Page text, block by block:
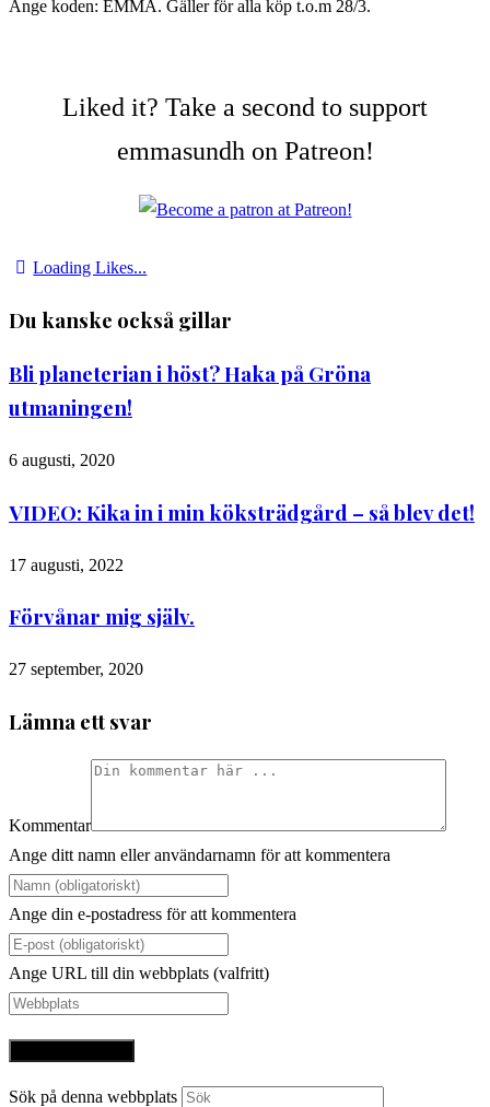
Ange koden: EMMA. Gäller för alla köp t.o.m 28/3.
Liked it? Take a second to support
emmasundh on Patreon!
Loading Likes...
Du kanske också gillar
Bli planeterian i höst? Haka på Gröna
utmaningen!
6 augusti, 2020
VIDEO: Kika in i min köksträdgård – så blev det!
17 augusti, 2022
Förvånar mig själv.
27 september, 2020
Lämna ett svar
Kommentar
Ange ditt namn eller användarnamn för att kommentera
Ange din e-postadress för att kommentera
Ange URL till din webbplats (valfritt)
Sök på denna webbplats